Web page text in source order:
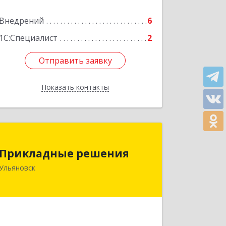
Внедрений
6
1С:Специалист
2
Отправить заявку
Показать контакты
Отправить заявку
Назад
Прикладные решения
432045, Ульяновская обл, Ульяновск г,
Подробнее